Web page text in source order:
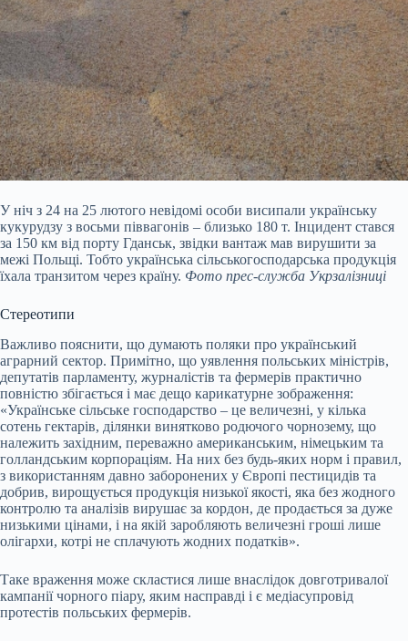
У ніч з 24 на 25 лютого невідомі особи висипали українську
кукурудзу з восьми піввагонів – близько 180 т. Інцидент стався
за 150 км від порту Гданськ, звідки вантаж мав вирушити за
межі Польщі. Тобто українська сільськогосподарська продукція
їхала транзитом через країну. Фото прес-служба Укрзалізниці
Стереотипи
Важливо пояснити, що думають поляки про український
аграрний сектор. Примітно, що уявлення польських міністрів,
депутатів парламенту, журналістів та фермерів практично
повністю збігається і має дещо карикатурне зображення:
«Українське сільське господарство – це величезні, у кілька
сотень гектарів, ділянки винятково родючого чорнозему, що
належить західним, переважно американським, німецьким та
голландським корпораціям. На них без будь-яких норм і правил,
з використанням давно заборонених у Європі пестицидів та
добрив, вирощується продукція низької якості, яка без жодного
контролю та аналізів вирушає за кордон, де продається за дуже
низькими цінами, і на якій заробляють величезні гроші лише
олігархи, котрі не сплачують жодних податків».
Таке враження може скластися лише внаслідок довготривалої
кампанії чорного піару, яким насправді і є медіасупровід
протестів польських фермерів.